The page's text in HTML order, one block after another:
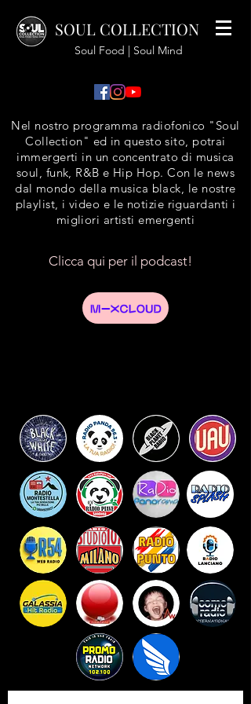
SOUL COLLECTION
Soul Food | Soul Mind
Nel nostro programma radiofonico "Soul
Collection" ed in questo sito, potrai
immergerti in un concentrato di musica
soul, funk, R&B e Hip Hop. Con le news
dal mondo della musica black, le nostre
playlist, i video e le notizie riguardanti i
migliori artisti emergenti
Clicca qui per il podcast!